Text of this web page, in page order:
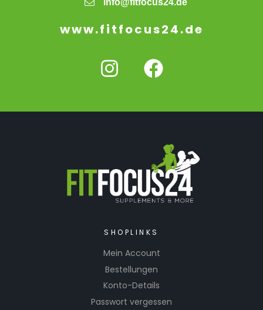
www.fitfocus24.de
SHOPLINKS
Mein Account
Bestellungen
Konto-Details
Passwort vergessen